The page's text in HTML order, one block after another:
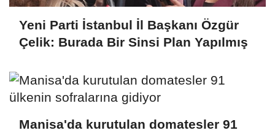
Yeni Parti İstanbul İl Başkanı Özgür
Çelik: Burada Bir Sinsi Plan Yapılmış
Manisa'da kurutulan domatesler 91